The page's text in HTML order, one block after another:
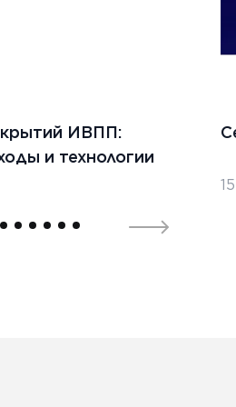
ИВПП:
и технологии